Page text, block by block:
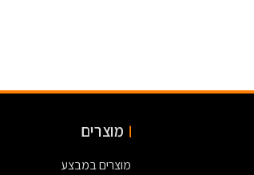
מוצרים
מוצרים במבצע